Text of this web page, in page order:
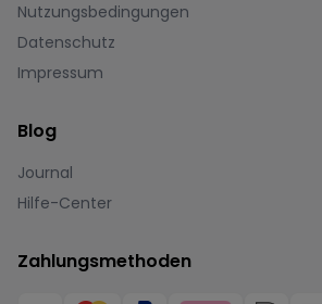
Nutzungsbedingungen
Datenschutz
Impressum
Blog
Journal
Hilfe-Center
Zahlungsmethoden